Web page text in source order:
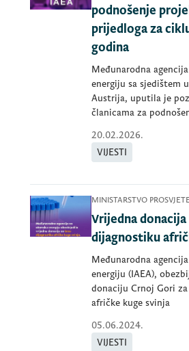
podnošenje
prijedloga za
godina
Međunarodna
energiju sa sjedištem
Austrija, uputila je
članicama za
20.02.2026.
VIJESTI
MINISTARSTVO
Vrijedna donacija
dijagnostiku
Međunarodna
energiju (IAEA),
donaciju Crnoj Gori
afričke kuge svinja
05.06.2024.
VIJESTI